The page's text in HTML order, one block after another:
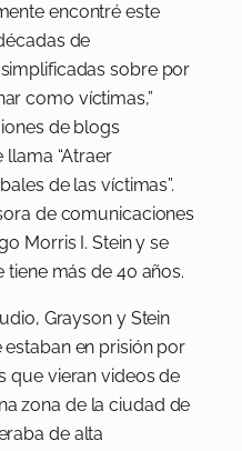
encontré este
de
sobre por
como víctimas,”
de blogs
llama “Atraer
de las víctimas”.
de comunicaciones
Morris I. Stein y se
tiene más de 40 años.
Grayson y Stein
en prisión por
que vieran videos de
zona de la ciudad de
de alta